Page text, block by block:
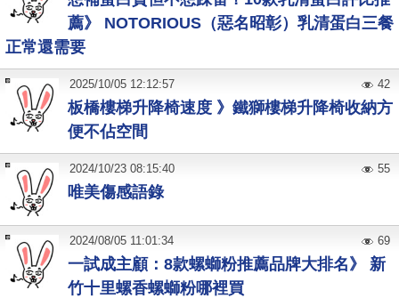
薦》 NOTORIOUS（惡名昭彰）乳清蛋白三餐
正常還需要
板橋樓梯升降椅速度 》鐵獅樓梯升降椅收納方
便不佔空間
2025/10/05 12:12:57 42
唯美傷感語錄
2024/10/23 08:15:40 55
一試成主顧：8款螺螄粉推薦品牌大排名》 新
竹十里螺香螺螄粉哪裡買
2024/08/05 11:01:34 69